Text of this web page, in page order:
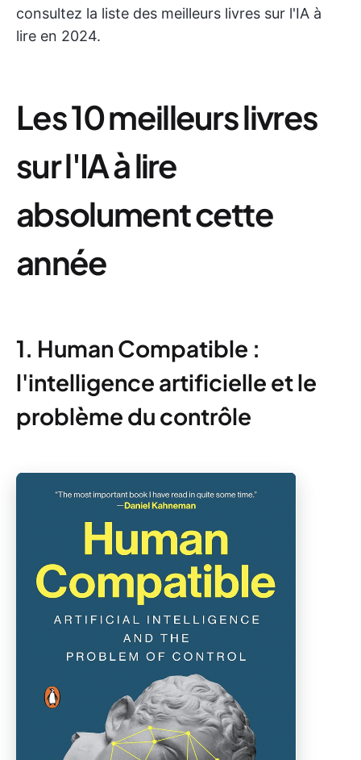
consultez la liste des meilleurs livres sur l'IA à
lire en 2024.
Les 10 meilleurs livres
sur l'IA à lire
absolument cette
année
1. Human Compatible :
l'intelligence artificielle et le
problème du contrôle